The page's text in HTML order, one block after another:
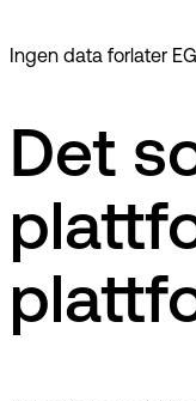
Ingen data forlater
Det